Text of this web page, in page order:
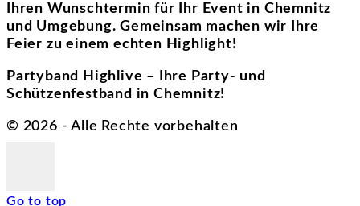
Ihren Wunschtermin für Ihr Event in Chemnitz
und Umgebung. Gemeinsam machen wir Ihre
Feier zu einem echten Highlight!
Partyband Highlive – Ihre Party- und
Schützenfestband in Chemnitz!
© 2026 - Alle Rechte vorbehalten
Go to top